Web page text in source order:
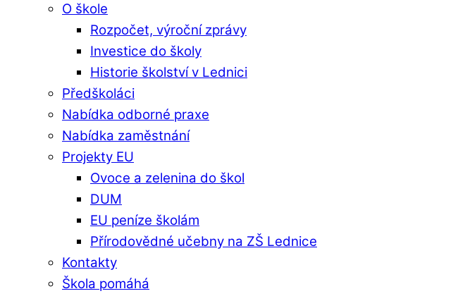
O škole
Rozpočet, výroční zprávy
Investice do školy
Historie školství v Lednici
Předškoláci
Nabídka odborné praxe
Nabídka zaměstnání
Projekty EU
Ovoce a zelenina do škol
DUM
EU peníze školám
Přírodovědné učebny na ZŠ Lednice
Kontakty
Škola pomáhá